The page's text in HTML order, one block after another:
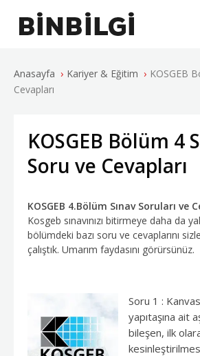
Anasayfa › Kariyer & Eğitim › KOSGEB
Cevapları
KOSGEB Bölüm 4
Soru ve Cevapları
KOSGEB 4.Bölüm Sınav Soruları ve
Kosgeb sınavınızı bitirmeye daha da
bölümdeki bazı soru ve cevaplarını
çalıştık. Umarım faydasını görürsünüz.
Soru 1 :
yapıtaşına ait
bileşen, ilk